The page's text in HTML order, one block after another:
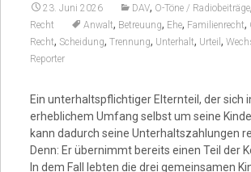
23. Juni 2026 DAV, O-Töne / Radiobeiträge,
Recht Anwalt, Betreuung, Ehe, Familienrecht,
Recht, Scheidung, Trennung, Unterhalt, Urteil ,
Reporter
Ein unterhaltspflichtiger Elternteil, der sich
erheblichem Umfang selbst um seine
kann dadurch seine Unterhaltszahlungen
Denn: Er übernimmt bereits einen Teil der
In dem Fall lebten die drei gemeinsamen